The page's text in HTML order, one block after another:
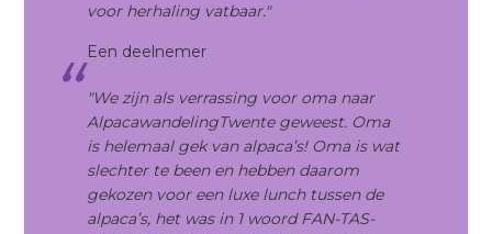
voor herhaling vatbaar."
Een deelnemer
"We zijn als verrassing voor oma naar
AlpacawandelingTwente geweest. Oma
is helemaal gek van alpaca’s! Oma is wat
slechter te been en hebben daarom
gekozen voor een luxe lunch tussen de
alpaca’s, het was in 1 woord FAN-TAS-